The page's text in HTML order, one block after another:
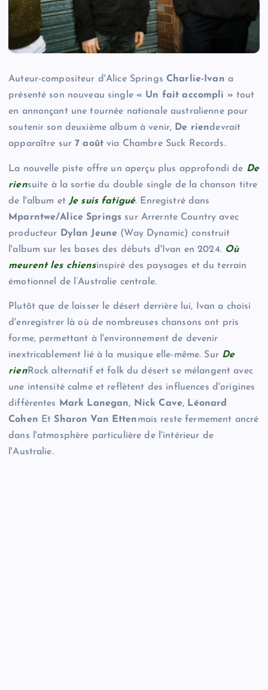
Auteur-compositeur d'Alice SpringsCharlie-Ivan a
présenté son nouveau single« Un fait accompli » tout
en annonçant une tournée nationale australienne pour
soutenir son deuxième album à venir, De riendevrait
apparaître sur7 août via Chambre Suck Records.
La nouvelle piste offre un aperçu plus approfondi de De
riensuite à la sortie du double single de la chanson titre
de l'album et Je suis fatigué. Enregistré dans
Mparntwe/Alice Springs sur Arrernte Country avec
producteur
Dylan Jeune (Way Dynamic) construit
l'album sur les bases des débuts d'Ivan en 2024. Où
meurent les chiensinspiré des paysages et du terrain
émotionnel de l’Australie centrale.
Plutôt que de laisser le désert derrière lui, Ivan a choisi
d'enregistrer là où de nombreuses chansons ont pris
forme, permettant à l'environnement de devenir
inextricablement lié à la musique elle-même. Sur De
rienRock alternatif et folk du désert se mélangent avec
une intensité calme et reflètent des influences d'origines
différentes Mark Lanegan, Nick Cave, Léonard
Cohen EtSharon Van Ettenmais reste fermement ancré
dans l'atmosphère particulière de l'intérieur de
l'Australie.